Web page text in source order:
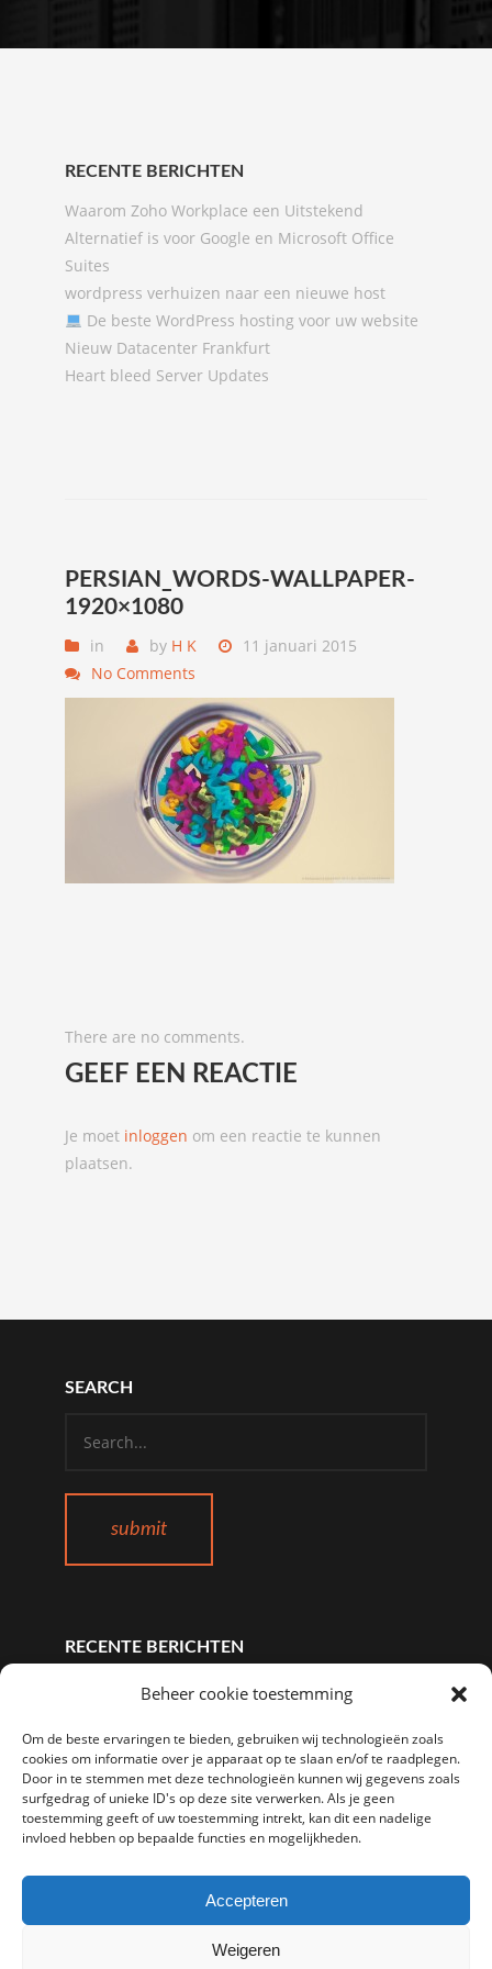
Beheer cookie toestemming
Om de beste ervaringen te bieden, gebruiken wij technologieën zoals
cookies om informatie over je apparaat op te slaan en/of te raadplegen.
Door in te stemmen met deze technologieën kunnen wij gegevens zoals
surfgedrag of unieke ID's op deze site verwerken. Als je geen
toestemming geeft of uw toestemming intrekt, kan dit een nadelige
invloed hebben op bepaalde functies en mogelijkheden.
Accepteren
Weigeren
RECENTE BERICHTEN
Waarom Zoho Workplace een Uitstekend
Alternatief is voor Google en Microsoft Office
Suites
wordpress verhuizen naar een nieuwe host
De beste WordPress hosting voor uw website
Nieuw Datacenter Frankfurt
Heart bleed Server Updates
PERSIAN_WORDS-WALLPAPER-
1920×1080
in by H K
11 januari 2015
No Comments
There are no comments.
GEEF EEN REACTIE
Je moet inloggen om een reactie te kunnen
plaatsen.
SEARCH
RECENTE BERICHTEN
Waarom Zoho Workplace een Uitstekend
Suites
wordpress verhuizen naar een nieuwe host
De beste WordPress hosting voor uw
website
Nieuw Datacenter Frankfurt
Heart bleed Server Updates